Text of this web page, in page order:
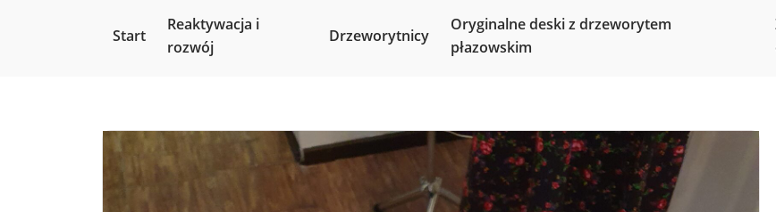
Start
Reaktywacja i
rozwój
Drzeworytnicy
Oryginalne deski z drzeworytem
płazowskim